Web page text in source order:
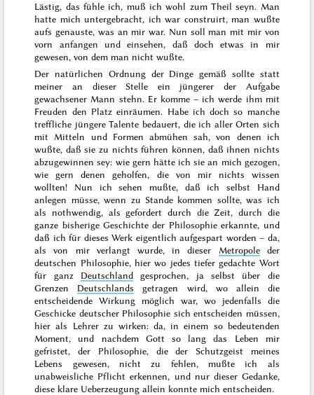
Lästig, das fühle ich, muß ich wohl zum Theil seyn. Man
hatte mich untergebracht, ich war construirt, man wußte
aufs genauste, was an mir war. Nun soll man mit mir von
vorn anfangen und einsehen, daß doch etwas in mir
gewesen, von dem man nicht wußte.
Der natürlichen Ordnung der Dinge gemäß sollte statt
meiner an dieser Stelle ein jüngerer der Aufgabe
gewachsener Mann stehn. Er komme – ich werde ihm mit
Freuden den Platz einräumen. Habe ich doch so manche
treffliche jüngere Talente bedauert, die ich aller Orten sich
mit Mitteln und Formen abmühen sah, von denen ich
wußte, daß sie zu nichts führen können, daß ihnen nichts
abzugewinnen sey: wie gern hätte ich sie an mich gezogen,
wie gern denen geholfen, die von mir nichts wissen
wollten! Nun ich sehen mußte, daß ich selbst Hand
anlegen müsse, wenn zu Stande kommen sollte, was ich
als nothwendig, als gefordert durch die Zeit, durch die
ganze bisherige Geschichte der Philosophie erkannte, und
daß ich für dieses Werk eigentlich aufgespart worden – da,
als von mir verlangt wurde, in dieser Metropoleder
deutschen Philosophie, hier wo jedes tiefer gedachte Wort
für ganz Deutschlandgesprochen, ja selbst über die
Grenzen Deutschlands getragen wird, wo allein die
entscheidende Wirkung möglich war, wo jedenfalls die
Geschicke deutscher Philosophie sich entscheiden müssen,
hier als Lehrer zu wirken: da, in einem so bedeutenden
Moment, und nachdem Gott so lang das Leben mir
gefristet, der Philosophie, die der Schutzgeist meines
Lebens gewesen, nicht zu fehlen, mußte ich als
unabweisliche Pflicht erkennen, und nur dieser Gedanke,
diese klare Ueberzeugung allein konnte mich entscheiden.